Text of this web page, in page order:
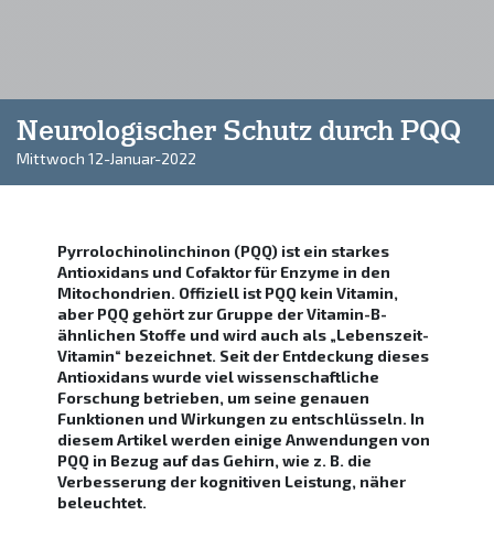
Neurologischer Schutz durch PQQ
Mittwoch 12-Januar-2022
Pyrrolochinolinchinon (PQQ) ist ein starkes
Antioxidans und Cofaktor für Enzyme in den
Mitochondrien. Offiziell ist PQQ kein Vitamin,
aber PQQ gehört zur Gruppe der Vitamin-B-
ähnlichen Stoffe und wird auch als „Lebenszeit-
Vitamin“ bezeichnet. Seit der Entdeckung dieses
Antioxidans wurde viel wissenschaftliche
Forschung betrieben, um seine genauen
Funktionen und Wirkungen zu entschlüsseln. In
diesem Artikel werden einige Anwendungen von
PQQ in Bezug auf das Gehirn, wie z. B. die
Verbesserung der kognitiven Leistung, näher
beleuchtet.